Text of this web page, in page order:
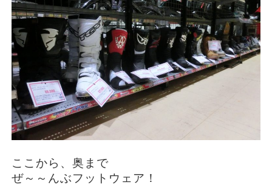
ここから、奥まで
ぜ～～んぶフットウェア！